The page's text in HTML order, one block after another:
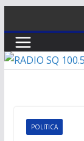
al
contenido
POLITICA